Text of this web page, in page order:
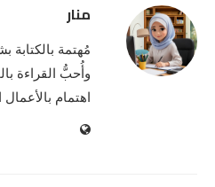
منار
مُهتمة بالكتابة
وأُحبُّ القراءة
اهتمام